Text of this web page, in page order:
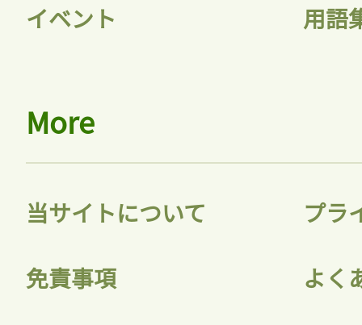
ログインが必
会員登録
イベント 用語
More
当サイトについて プラ
免責事項 よく